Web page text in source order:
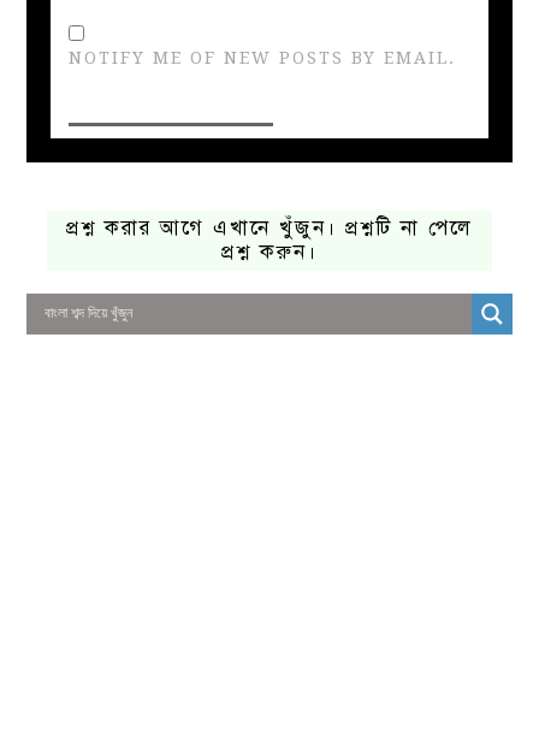
NOTIFY ME OF NEW POSTS BY EMAIL.
প্রশ্ন করার আগে এখানে খুঁজুন। প্রশ্নটি না পেলে
প্রশ্ন করুন।